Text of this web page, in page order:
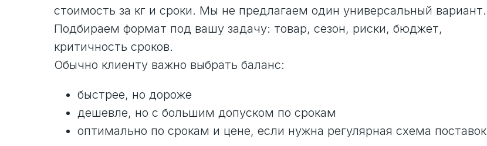
стоимость за кг и сроки. Мы не предлагаем один универсальный вариант.
Подбираем формат под вашу задачу: товар, сезон, риски, бюджет,
критичность сроков.
Обычно клиенту важно выбрать баланс:
быстрее, но дороже
дешевле, но с большим допуском по срокам
оптимально по срокам и цене, если нужна регулярная схема поставок